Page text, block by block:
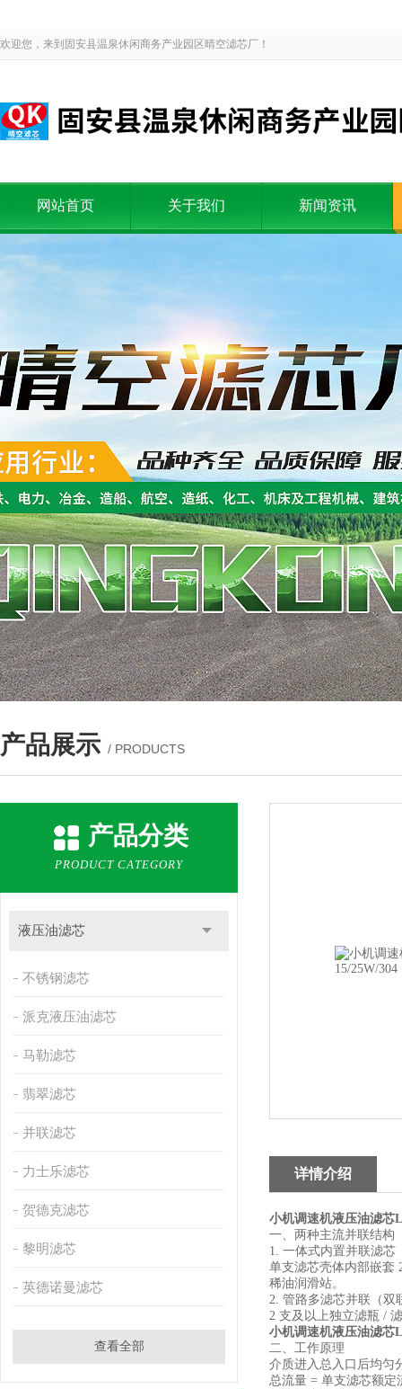
欢迎您，来到固安县温泉休闲商务产业园区晴空滤芯厂！
网站首页 关于我们 新闻资讯
产品展示 / PRODUCTS
产品分类
PRODUCT CATEGORY
液压油滤芯
不锈钢滤芯
派克液压油滤芯
马勒滤芯
翡翠滤芯
并联滤芯
力士乐滤芯
贺德克滤芯
黎明滤芯
英德诺曼滤芯
查看全部
详情介绍
小机调速机液压油滤芯
一、两种主流并联结构
1. 一体式内置并联滤芯
单支滤芯壳体内部嵌套
稀油润滑站。
2. 管路多滤芯并联（双
2 支及以上独立滤瓶 /
小机调速机液压油滤芯
二、工作原理
介质进入总入口后均匀
总流量 = 单支滤芯额定